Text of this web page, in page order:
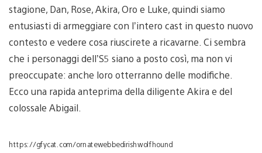
stagione, Dan, Rose, Akira, Oro e Luke, quindi siamo
entusiasti di armeggiare con l’intero cast in questo nuovo
contesto e vedere cosa riuscirete a ricavarne. Ci sembra
che i personaggi dell’S5 siano a posto così, ma non vi
preoccupate: anche loro otterranno delle modifiche.
Ecco una rapida anteprima della diligente Akira e del
colossale Abigail.
https://gfycat.com/ornatewebbedirishwolfhound